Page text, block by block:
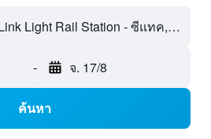
SeaTac Airport Link Light Rail Station - ซีแทค, WA, สหรัฐอเมริกา
- จ. 17/8
ค้นหา